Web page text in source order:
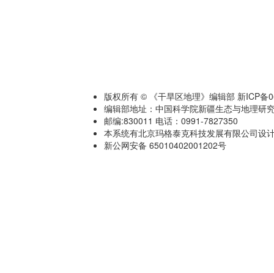
版权所有 © 《干旱区地理》编辑部 新ICP备
编辑部地址：中国科学院新疆生态与地理研
邮编:830011 电话：0991-7827350
本系统有北京玛格泰克科技发展有限公司设
新公网安备 65010402001202号